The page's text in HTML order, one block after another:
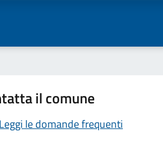
il comune
Leggi le domande frequenti